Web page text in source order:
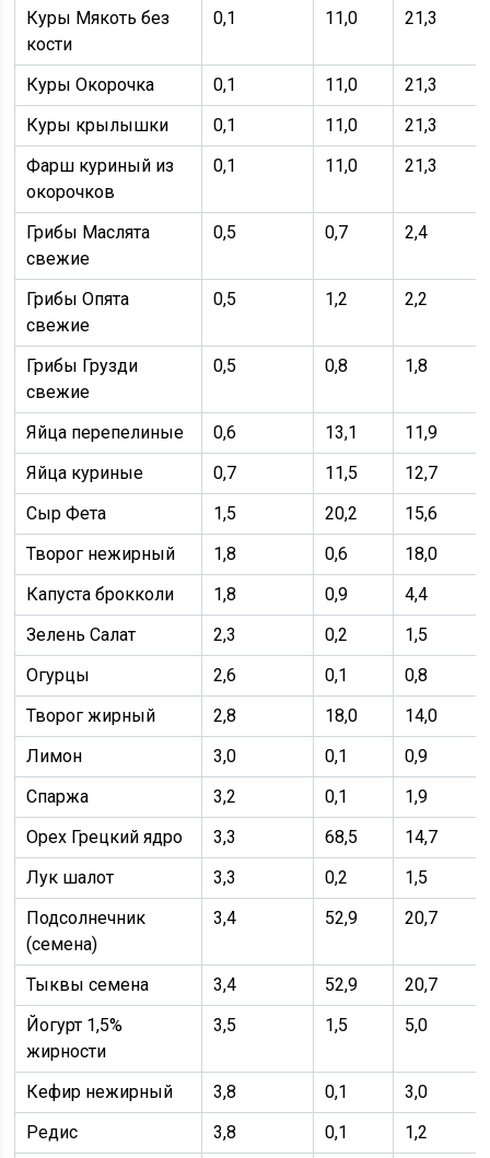
Куры Мякоть без
кости
0,1 11,0 21,3
Куры Окорочка 0,1 11,0
21,3
Куры крылышки
0,1 11,0
21,3
Фарш куриный из
окорочков
0,1 11,0 21,3
Грибы Маслята
свежие
0,5 0,7 2,4
Грибы Опята
свежие
0,5 1,2 2,2
Грибы Грузди
свежие
0,5 0,8 1,8
Яйца перепелиные 0,6 13,1
11,9
Яйца куриные
0,7 11,5
12,7
Сыр Фета
1,5 20,2
15,6
Творог нежирный
1,8 0,6
18,0
Капуста брокколи
1,8 0,9
4,4
Зелень Салат
2,3 0,2
1,5
Огурцы
2,6 0,1
0,8
Творог жирный
2,8 18,0
14,0
Лимон
3,0 0,1
0,9
Спаржа
3,2 0,1
1,9
Орех Грецкий ядро
3,3 68,5
14,7
Лук шалот
3,3 0,2
1,5
Подсолнечник
(семена)
3,4 52,9 20,7
Тыквы семена 3,4 52,9
20,7
Йогурт 1,5%
жирности
3,5 1,5 5,0
Кефир нежирный 3,8 0,1
3,0
Редис
3,8 0,1
1,2